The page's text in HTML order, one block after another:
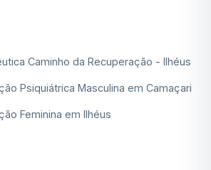
Caminho da Recuperação - Ilhéus
Psiquiátrica Masculina em Camaçari
Feminina em Ilhéus